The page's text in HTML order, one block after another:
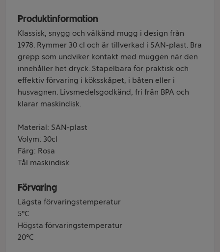
Produktinformation
Klassisk, snygg och välkänd mugg i design från
1978. Rymmer 30 cl och är tillverkad i SAN-plast. Bra
grepp som undviker kontakt med muggen när den
innehåller het dryck. Stapelbara för praktisk och
effektiv förvaring i köksskåpet, i båten eller i
husvagnen. Livsmedelsgodkänd, fri från BPA och
klarar maskindisk.
Material: SAN-plast
Volym: 30cl
Färg: Rosa
Tål maskindisk
Förvaring
Lägsta förvaringstemperatur
5°C
Högsta förvaringstemperatur
20°C